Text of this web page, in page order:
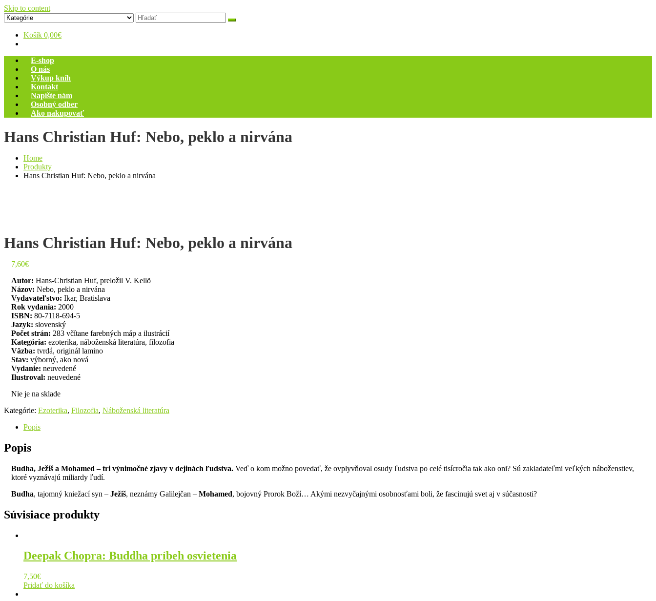
Skip to content
Zelený dom
Antikvariát
Košík 0,00€
E-shop
O nás
Výkup kníh
Kontakt
Napíšte nám
Osobný odber
Ako nakupovať
Hans Christian Huf: Nebo, peklo a nirvána
Home
Produkty
Hans Christian Huf: Nebo, peklo a nirvána
Hans Christian Huf: Nebo, peklo a nirvána
7,60€
Autor: Hans-Christian Huf, preložil V. Kellö
Názov: Nebo, peklo a nirvána
Vydavateľstvo: Ikar, Bratislava
Rok vydania: 2000
ISBN: 80-7118-694-5
Jazyk: slovenský
Počet strán: 283 včítane farebných máp a ilustrácií
Kategória: ezoterika, náboženská literatúra, filozofia
Väzba: tvrdá, originál lamino
Stav: výborný, ako nová
Vydanie: neuvedené
Ilustroval: neuvedené
Nie je na sklade
Kategórie: Ezoterika, Filozofia, Náboženská literatúra
Popis
Popis
Budha, Ježiš a Mohamed – tri výnimočné zjavy v dejinách ľudstva. Veď o kom možno povedať, že ovplyvňoval osudy ľudstva po celé tisícročia tak ako oni? Sú zakladateľmi veľkých náboženstiev,
ktoré vyznávajú miliardy ľudí.
Budha, tajomný kniežací syn – Ježiš, neznámy Galilejčan – Mohamed, bojovný Prorok Boží… Akými nezvyčajnými osobnosťami boli, že fascinujú svet aj v súčasnosti?
Súvisiace produkty
Deepak Chopra: Buddha príbeh osvietenia
7,50€
Pridať do košíka